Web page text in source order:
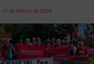
17 de Março de 2026